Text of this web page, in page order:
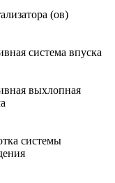
(ов)
система впуска
выхлопная
системы